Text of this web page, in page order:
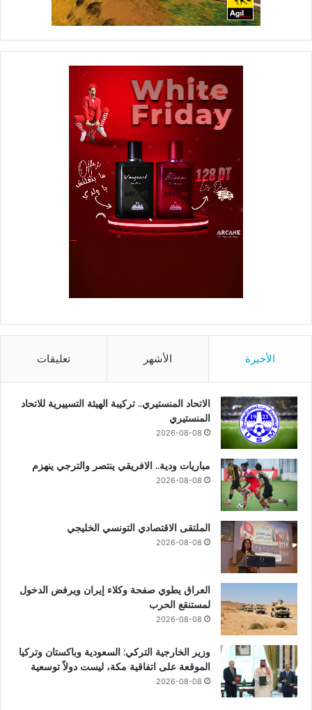
الأخيرة الأشهر تعليقات
الاتحاد المنستيري.. تركيبة الهيئة التسييرية للاتحاد
المنستيري
2026-08-08
مباريات ودية.. الافريقي ينتصر والترجي ينهزم
2026-08-08
الملتقى الاقتصادي التونسي الخليجي
2026-08-08
العراق يطوي صفحة وكلاء إيران ويرفض الدخول
لمستنقع الحرب
2026-08-08
وزير الخارجية التركي: السعودية وباكستان وتركيا
الموقعة على اتفاقية مكة، ليست دولاً توسعية
2026-08-08